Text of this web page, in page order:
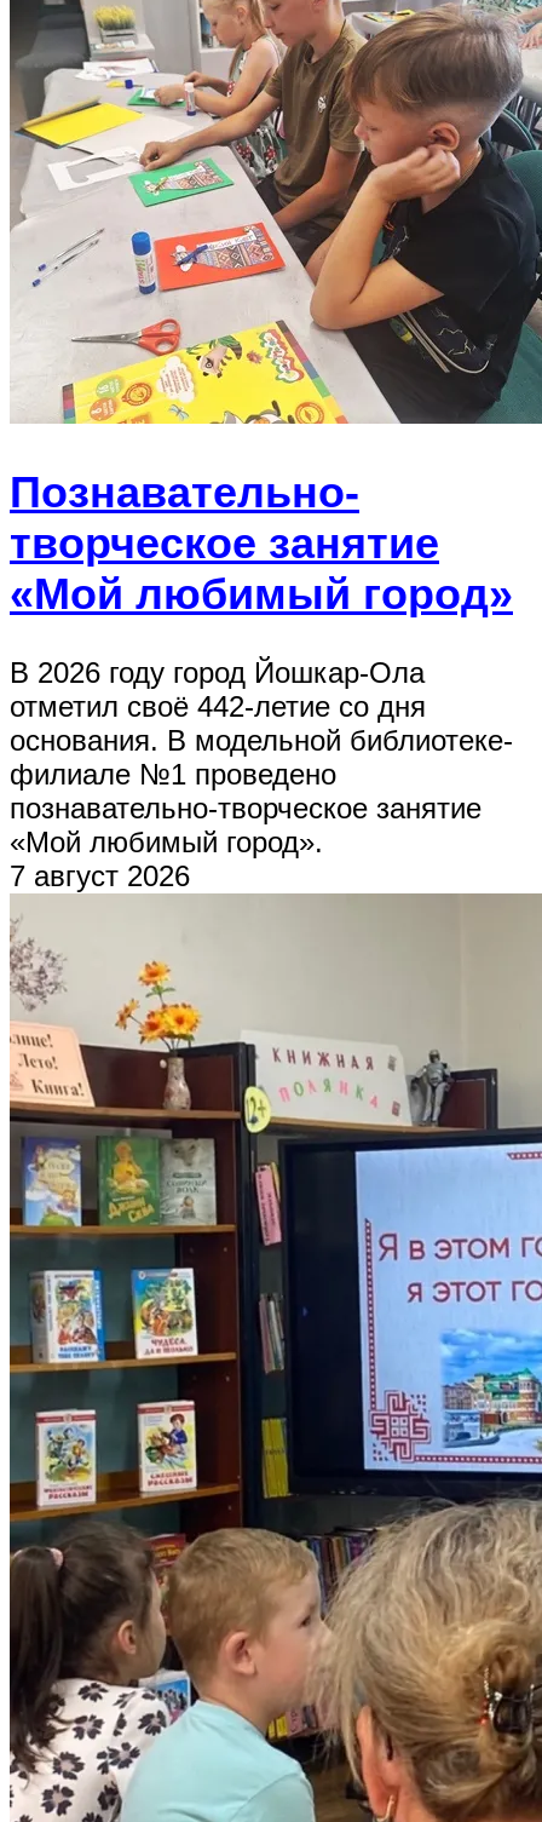
Познавательно-
творческое занятие
«Мой любимый город»
В 2026 году город Йошкар-Ола
отметил своё 442-летие со дня
основания. В модельной библиотеке-
филиале №1 проведено
познавательно-творческое занятие
«Мой любимый город».
7 август 2026